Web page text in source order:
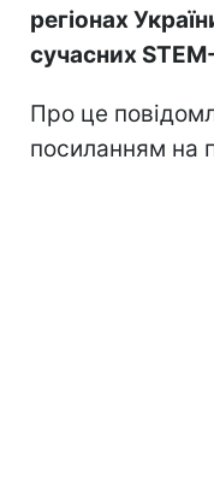
регіонах
сучасних
Про це
посиланням на